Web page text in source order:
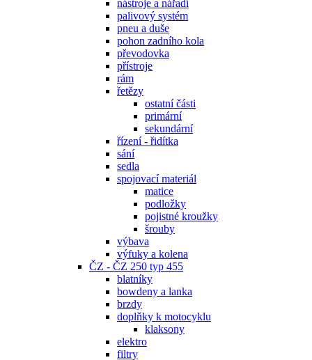
nástroje a nářadí
palivový systém
pneu a duše
pohon zadního kola
převodovka
přístroje
rám
řetězy
ostatní části
primární
sekundární
řízení - řidítka
sání
sedla
spojovací materiál
matice
podložky
pojistné kroužky
šrouby
výbava
výfuky a kolena
ČZ - ČZ 250 typ 455
blatníky
bowdeny a lanka
brzdy
doplňky k motocyklu
klaksony
elektro
filtry